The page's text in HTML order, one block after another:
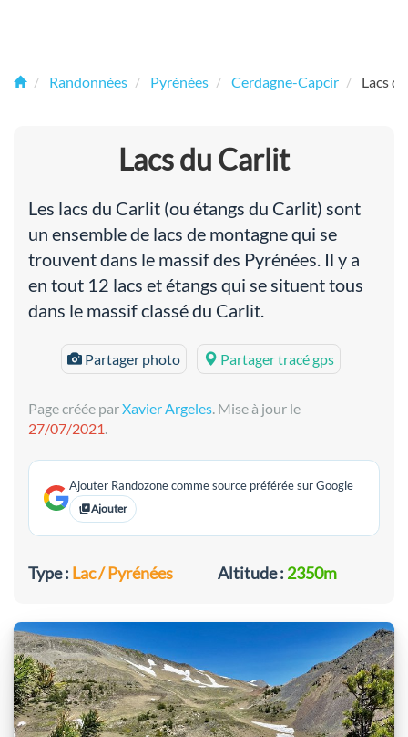
Randonnées Pyrénées Cerdagne-Capcir Lacs
Lacs du Carlit
Les lacs du Carlit (ou étangs du Carlit) sont
un ensemble de lacs de montagne qui se
trouvent dans le massif des Pyrénées. Il y a
en tout 12 lacs et étangs qui se situent tous
dans le massif classé du Carlit.
Partager photo Partager tracé gps
Page créée parXavier Argeles. Mise à jour le
27/07/2021.
Ajouter Randozone comme source préférée sur Google
Ajouter
Type : Lac / Pyrénées Altitude : 2350m